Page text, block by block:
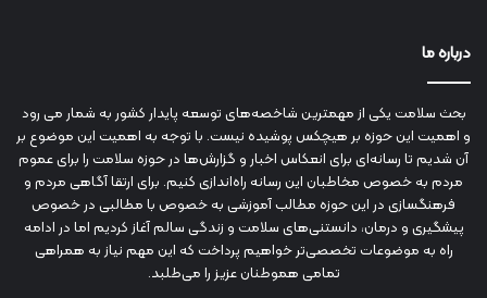
درباره ما
بحث سلامت یکی از مهمترین شاخصه‌های توسعه پایدار کشور به شمار می رود
و اهمیت این حوزه بر هیچکس پوشیده نیست. با توجه به اهمیت این موضوع بر
آن شدیم تا رسانه‌ای برای انعکاس اخبار و گزارش‌ها در حوزه سلامت را برای عموم
مردم به خصوص مخاطبان این رسانه راه‌اندازی کنیم. برای ارتقا آگاهی مردم و
فرهنگسازی در این حوزه مطالب آموزشی به خصوص با مطالبی در خصوص
پیشگیری و درمان، دانستنی‌های سلامت و زندگی سالم آغاز کردیم اما در ادامه
راه به موضوعات تخصصی‌تر خواهیم پرداخت که این مهم نیاز به همراهی
تمامی هموطنان عزیز را می‌طلبد.